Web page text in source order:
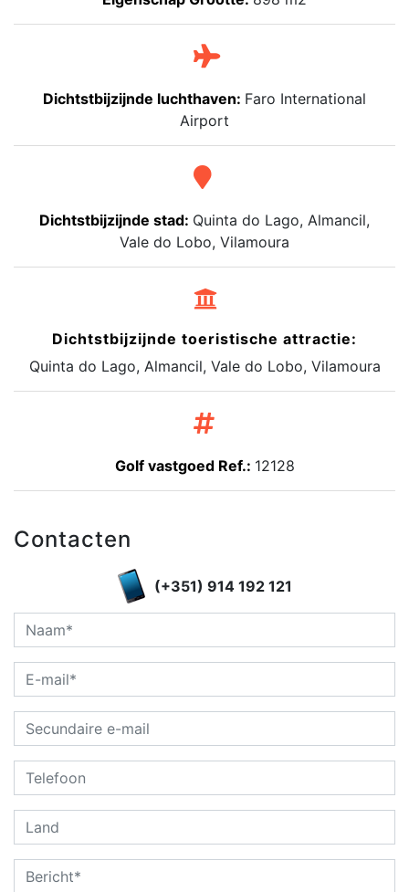
Dichtstbijzijnde luchthaven: Faro International
Airport
Dichtstbijzijnde stad: Quinta do Lago, Almancil,
Vale do Lobo, Vilamoura
Dichtstbijzijnde toeristische attractie:
Quinta do Lago, Almancil, Vale do Lobo, Vilamoura
Golf vastgoed Ref.: 12128
Contacten
(+351) 914 192 121